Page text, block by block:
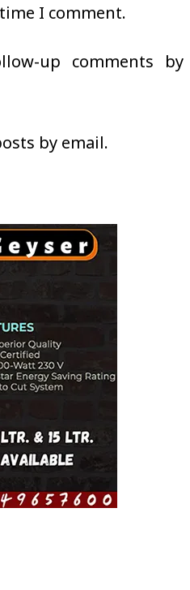
I comment.
up comments by
by email.